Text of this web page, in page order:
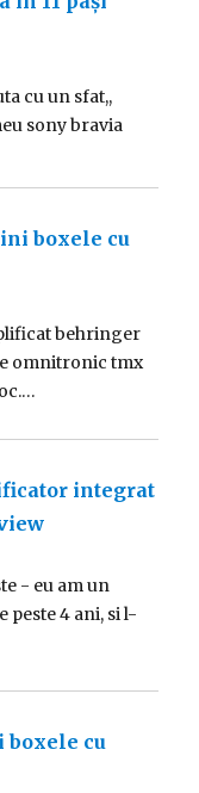
cu un sfat,,
sony bravia
boxele cu
behringer
omnitronic tmx
integrat
- eu am un
peste 4 ani, si l-
boxele cu